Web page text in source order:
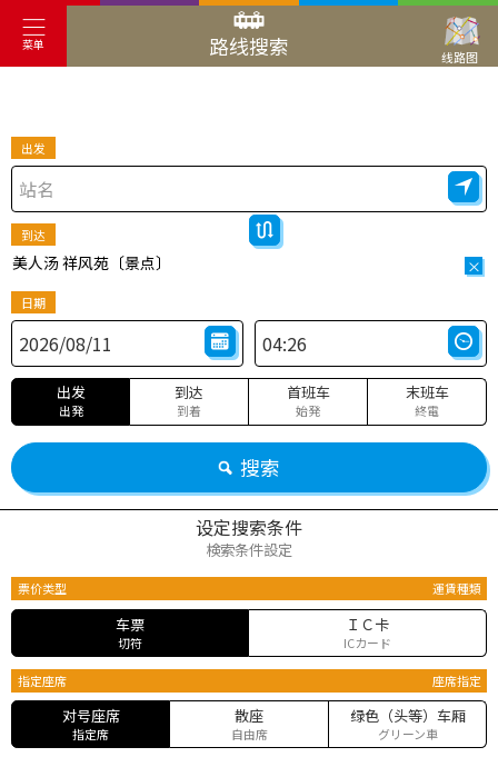
菜单 路线搜索 线路图
出发
到达
美人汤 祥风苑〔景点〕 ×
日期
出发
出発
到达
到着
首班车
始発
末班车
終電
搜索
设定搜索条件
検索条件設定
票价类型 運賃種類
车票
切符
ＩＣ卡
ICカード
指定座席 座席指定
对号座席
指定席
散座
自由席
绿色（头等）车厢
グリーン車